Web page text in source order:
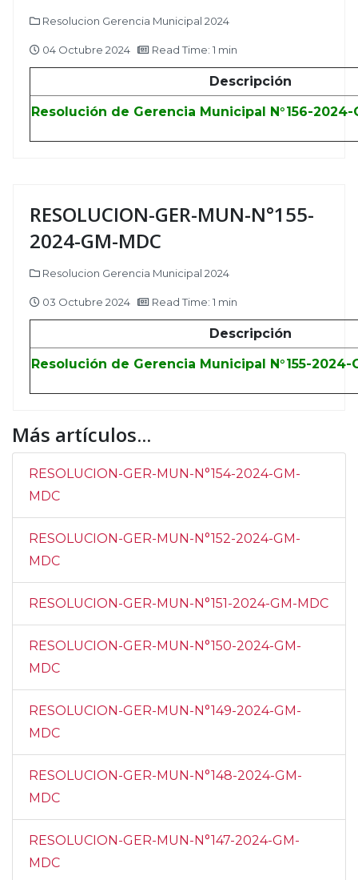
Resolucion Gerencia Municipal 2024
04 Octubre 2024 Read Time: 1 min
Descripción
Resolución de Gerencia Municipal N°156-2024-
RESOLUCION-GER-MUN-N°155-
2024-GM-MDC
Resolucion Gerencia Municipal 2024
03 Octubre 2024 Read Time: 1 min
Descripción
Resolución de Gerencia Municipal N°155-2024-
Más artículos...
RESOLUCION-GER-MUN-N°154-2024-GM-
MDC
RESOLUCION-GER-MUN-N°152-2024-GM-
MDC
RESOLUCION-GER-MUN-N°151-2024-GM-MDC
RESOLUCION-GER-MUN-N°150-2024-GM-
MDC
RESOLUCION-GER-MUN-N°149-2024-GM-
MDC
RESOLUCION-GER-MUN-N°148-2024-GM-
MDC
RESOLUCION-GER-MUN-N°147-2024-GM-
MDC